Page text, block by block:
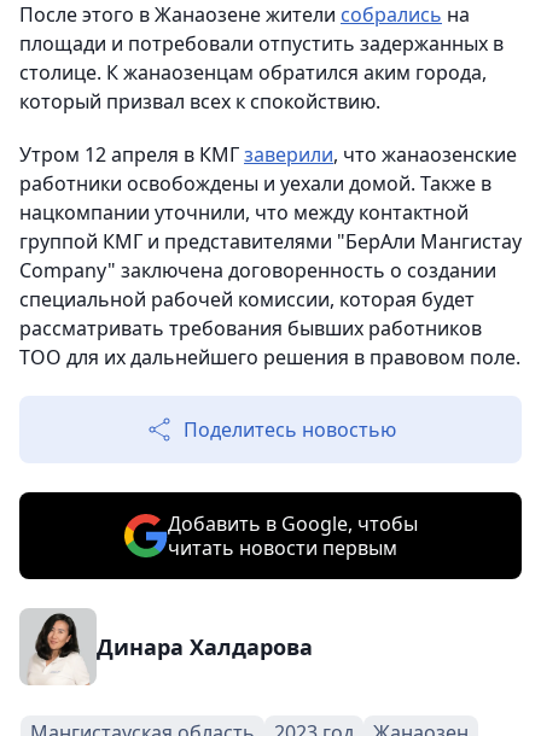
После этого в Жанаозене жители собрались на
площади и потребовали отпустить задержанных в
столице. К жанаозенцам обратился аким города,
который призвал всех к спокойствию.
Утром 12 апреля в КМГзаверили, что жанаозенские
работники освобождены и уехали домой. Также в
нацкомпании уточнили, что между контактной
группой КМГ и представителями "БерАли Мангистау
Company" заключена договоренность о создании
специальной рабочей комиссии, которая будет
рассматривать требования бывших работников
ТОО для их дальнейшего решения в правовом поле.
Поделитесь новостью
Добавить в Google, чтобы
читать новости первым
Динара Халдарова